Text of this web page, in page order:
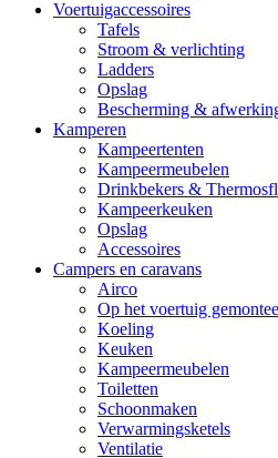
Voertuigaccessoires
Tafels
Stroom & verlichting
Ladders
Opslag
Bescherming &
Kamperen
Kampeertenten
Kampeermeubelen
Drinkbekers &
Kampeerkeuken
Opslag
Accessoires
Campers en caravans
Airco
Op het voertuig
Koeling
Keuken
Kampeermeubelen
Toiletten
Schoonmaken
Verwarmingsketels
Ventilatie